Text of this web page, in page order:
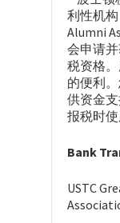
利性机
Alumni
会申请
税资格
的便利
供资金
报税时使
Bank
USTC